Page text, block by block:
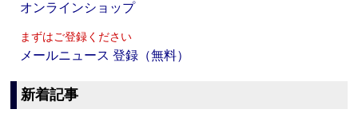
オンラインショップ
まずはご登録ください
メールニュース 登録（無料）
新着記事